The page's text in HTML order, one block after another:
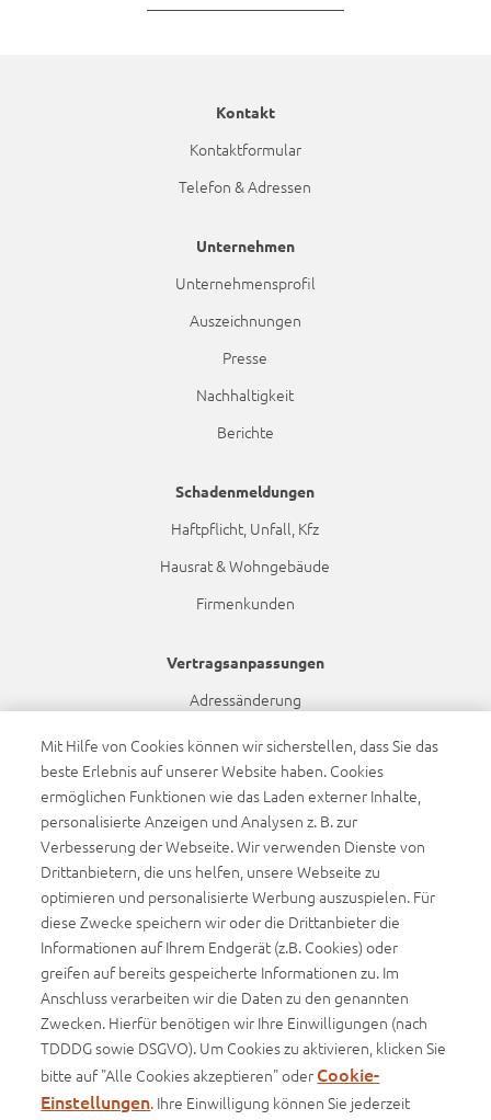
Kontakt
Kontaktformular
Telefon & Adressen
Unternehmen
Unternehmensprofil
Auszeichnungen
Presse
Nachhaltigkeit
Berichte
Schadenmeldungen
Haftpflicht, Unfall, Kfz
Hausrat & Wohngebäude
Firmenkunden
Vertragsanpassungen
Adressänderung
Bankdatenänderung
Namensänderung
Dynamikanpassung
Barrierefreiheit
Barrierefreiheitserklärung
Infos
Basisinformationsblätter (BIB)
Produktinformationsblätter
Mit Hilfe von Cookies können wir sicherstellen, dass Sie das
beste Erlebnis auf unserer Website haben. Cookies
ermöglichen Funktionen wie das Laden externer Inhalte,
personalisierte Anzeigen und Analysen z. B. zur
Verbesserung der Webseite. Wir verwenden Dienste von
Drittanbietern, die uns helfen, unsere Webseite zu
optimieren und personalisierte Werbung auszuspielen. Für
diese Zwecke speichern wir oder die Drittanbieter die
Informationen auf Ihrem Endgerät (z.B. Cookies) oder
greifen auf bereits gespeicherte Informationen zu. Im
Anschluss verarbeiten wir die Daten zu den genannten
Zwecken. Hierfür benötigen wir Ihre Einwilligungen (nach
TDDDG sowie DSGVO). Um Cookies zu aktivieren, klicken Sie
bitte auf "Alle Cookies akzeptieren" oder Cookie-
Einstellungen. Ihre Einwilligung können Sie jederzeit